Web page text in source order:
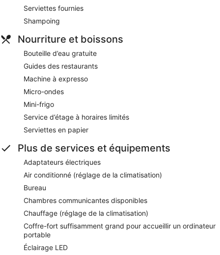
Serviettes fournies
Shampoing
Nourriture et boissons
Bouteille d’eau gratuite
Guides des restaurants
Machine à expresso
Micro-ondes
Mini-frigo
Service d’étage à horaires limités
Serviettes en papier
Plus de services et équipements
Adaptateurs électriques
Air conditionné (réglage de la climatisation)
Bureau
Chambres communicantes disponibles
Chauffage (réglage de la climatisation)
Coffre-fort suffisamment grand pour accueillir un ordinateur
portable
Éclairage LED